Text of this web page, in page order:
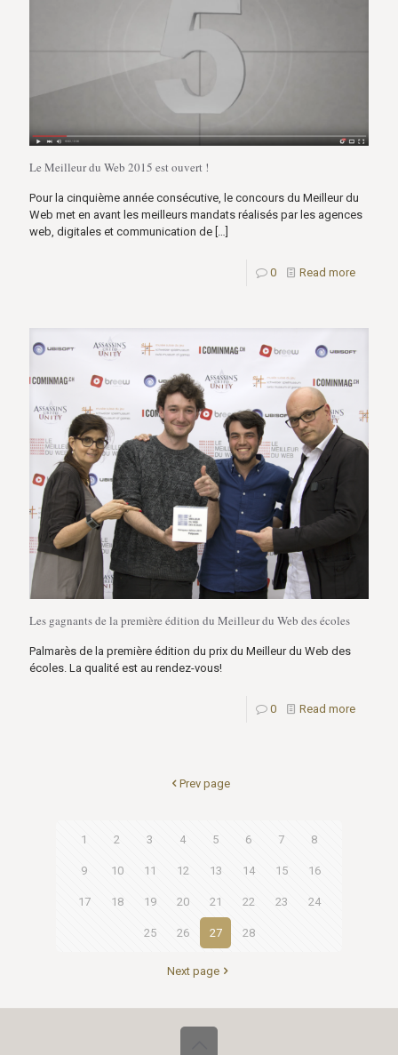
Le Meilleur du Web 2015 est ouvert !
Pour la cinquième année consécutive, le concours du Meilleur du
Web met en avant les meilleurs mandats réalisés par les agences
web, digitales et communication de […]
0 Read more
Les gagnants de la première édition du Meilleur du Web des écoles
Palmarès de la première édition du prix du Meilleur du Web des
écoles. La qualité est au rendez-vous!
0 Read more
Prev page
1 2 3 4 5 6 7 8
9 10 11 12 13 14 15 16
17 18 19 20 21 22 23 24
25 26 27 28
Next page